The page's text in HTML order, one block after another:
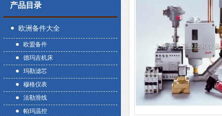
产品目录
欧洲备件大全
欧盟备件
德玛吉机床
玛勒滤芯
穆格仪表
法勒滑线
帕玛温控